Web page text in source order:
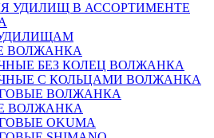
УДИЛИЩ В АССОРТИМЕНТЕ
ВОЛЖАНКА
БЕЗ КОЛЕЦ ВОЛЖАНКА
С КОЛЬЦАМИ ВОЛЖАНКА
ВОЛЖАНКА
ВОЛЖАНКА
OKUMA